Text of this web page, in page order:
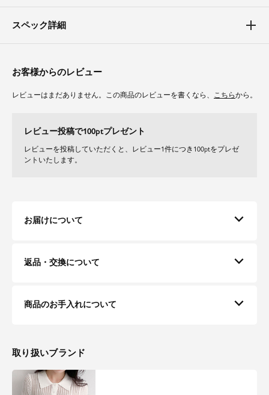
スペック詳細
お客様からのレビュー
レビューはまだありません。この商品のレビューを書くなら、 こちらから。
レビュー投稿で100ptプレゼント
レビューを投稿していただくと、レビュー1件につき100ptをプレゼ
ントいたします。
お届けについて
返品・交換について
商品のお手入れについて
取り扱いブランド